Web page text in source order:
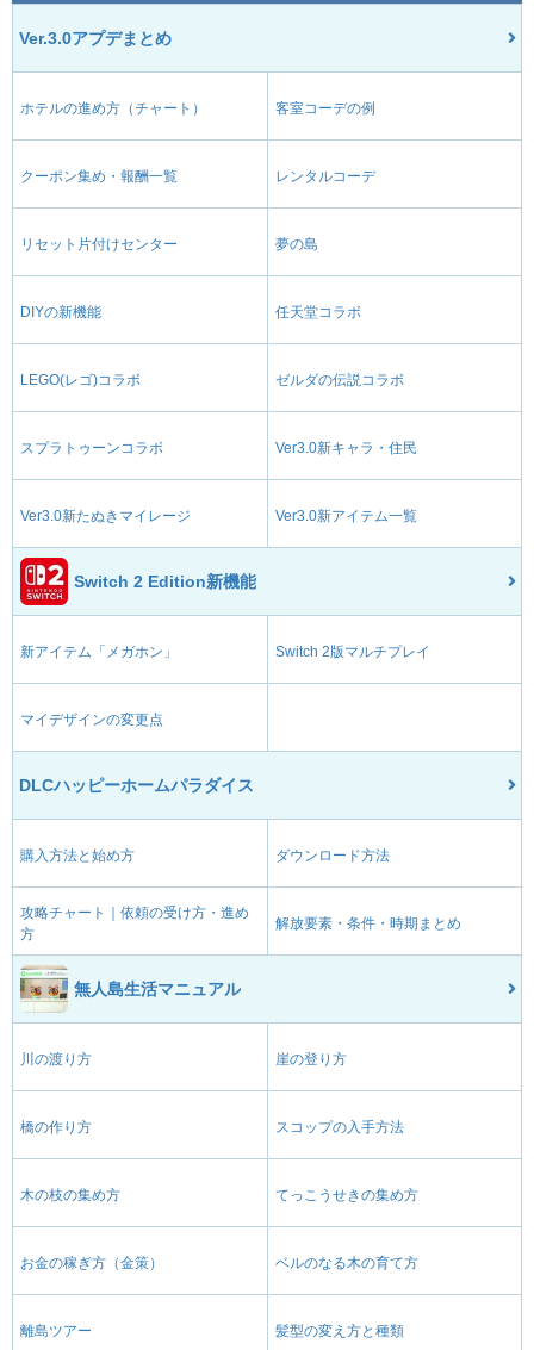
Ver.3.0アプデまとめ
ホテルの進め方（チャート） 客室コーデの例
クーポン集め・報酬一覧 レンタルコーデ
リセット片付けセンター 夢の島
DIYの新機能 任天堂コラボ
LEGO(レゴ)コラボ ゼルダの伝説コラボ
スプラトゥーンコラボ Ver3.0新キャラ・住民
Ver3.0新たぬきマイレージ Ver3.0新アイテム一覧
Switch 2 Edition新機能
新アイテム「メガホン」 Switch 2版マルチプレイ
マイデザインの変更点
DLCハッピーホームパラダイス
購入方法と始め方 ダウンロード方法
攻略チャート｜依頼の受け方・進め
方
解放要素・条件・時期まとめ
無人島生活マニュアル
川の渡り方 崖の登り方
橋の作り方 スコップの入手方法
木の枝の集め方 てっこうせきの集め方
お金の稼ぎ方（金策） ベルのなる木の育て方
離島ツアー 髪型の変え方と種類